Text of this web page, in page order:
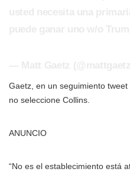
Gaetz, en un seguimiento
no seleccione Collins.
ANUNCIO
“No es el establecimiento está